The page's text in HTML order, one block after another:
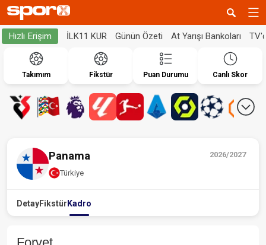
Hızlı Erişim İLK11 KUR Günün Özeti At Yarışı Bankoları
Takımım Fikstür Puan Durumu Canlı Skor
2026/2027
Panama
Türkiye
DetayFikstür Kadro